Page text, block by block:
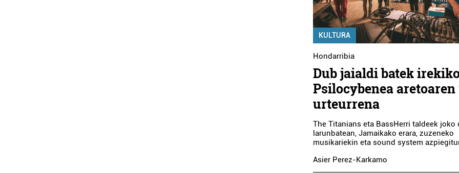
KULTURA
Hondarribia
Dub jaialdi batek
Psilocybenea aretoaren
urteurrena
The Titanians eta BassHerri taldeek joko
larunbatean, Jamaikako erara, zuzeneko
musikariekin eta sound system
Asier Perez-Karkamo